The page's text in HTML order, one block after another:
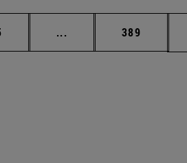
... Páginas intermedias
Página
389